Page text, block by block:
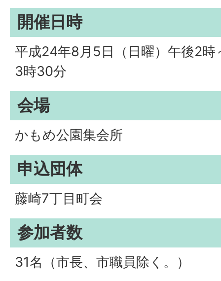
開催日時
平成24年8月5日（日曜）午後2時
3時30分
会場
かもめ公園集会所
申込団体
藤崎7丁目町会
参加者数
31名（市長、市職員除く。）